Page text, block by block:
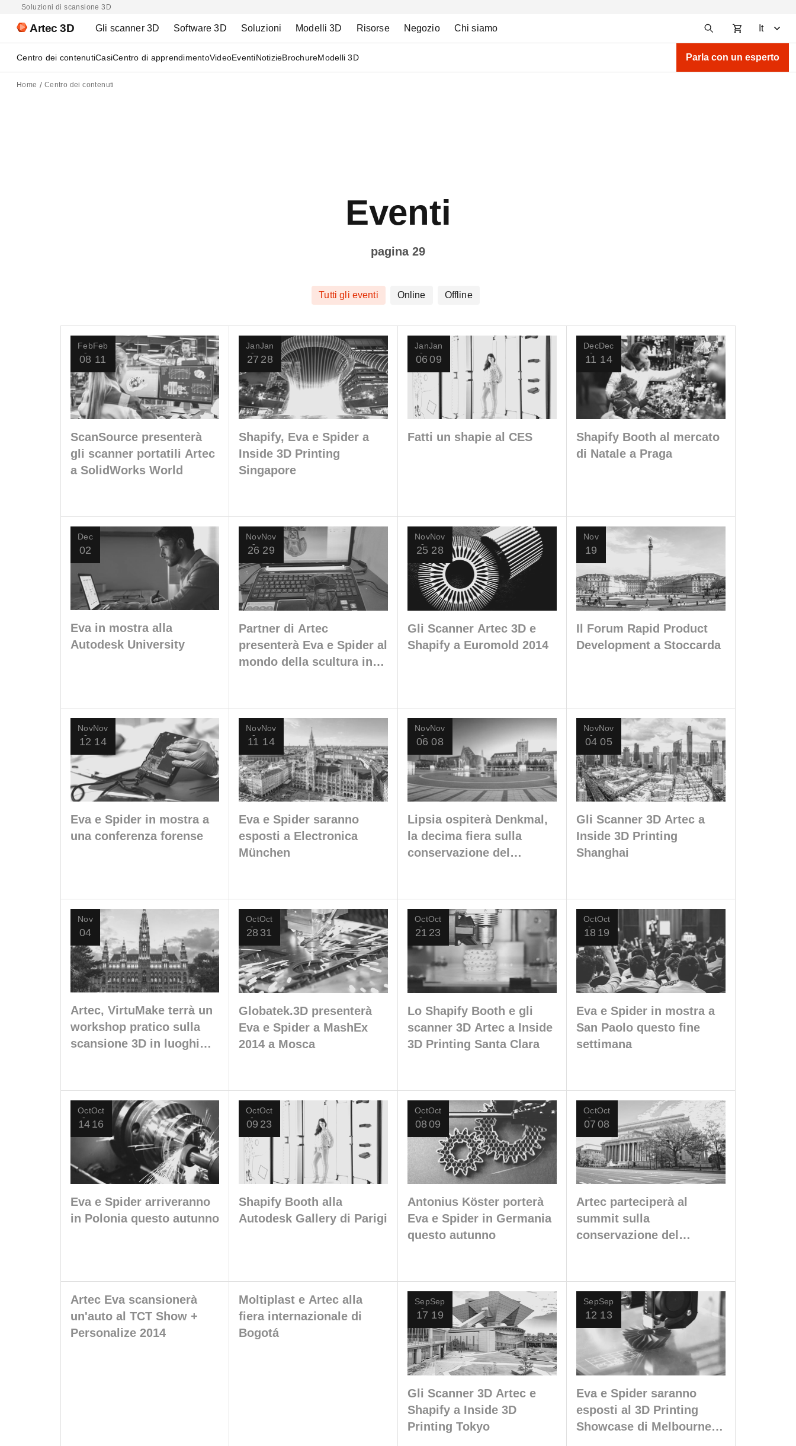
Soluzioni di scansione 3D
Artec 3D Gli scanner 3D Software 3D Soluzioni Modelli 3D Risorse Negozio Chi siamo It
Centro dei contenutiCasiCentro di apprendimentoVideoEventiNotizieBrochureModelli 3D Parla con un esperto
Home Centro dei contenuti
Eventi
pagina 29
Tutti gli eventi Online Offline
Feb
08
Feb
11
ScanSource presenterà
gli scanner portatili Artec
a SolidWorks World
Jan
27
Jan
28
Shapify, Eva e Spider a
Inside 3D Printing
Singapore
Jan
06
Jan
09
Fatti un shapie al CES
Dec
11
Dec
14
Shapify Booth al mercato
di Natale a Praga
Dec
02
Eva in mostra alla
Autodesk University
Nov
26
Nov
29
Partner di Artec
presenterà Eva e Spider al
mondo della scultura in
Nov
25
Nov
28
Gli Scanner Artec 3D e
Shapify a Euromold 2014
Nov
19
Il Forum Rapid Product
Development a Stoccarda
Nov
12
Nov
14
Eva e Spider in mostra a
una conferenza forense
Nov
11
Nov
14
Eva e Spider saranno
esposti a Electronica
München
Nov
06
Nov
08
Lipsia ospiterà Denkmal,
la decima fiera sulla
conservazione del
Nov
04
Nov
05
Gli Scanner 3D Artec a
Inside 3D Printing
Shanghai
Nov
04
Artec, VirtuMake terrà un
workshop pratico sulla
scansione 3D in luoghi
Oct
28
Oct
31
Globatek.3D presenterà
Eva e Spider a MashEx
2014 a Mosca
Oct
21
Oct
23
Lo Shapify Booth e gli
scanner 3D Artec a Inside
3D Printing Santa Clara
Oct
18
Oct
19
Eva e Spider in mostra a
San Paolo questo fine
settimana
Oct
14
Oct
16
Eva e Spider arriveranno
in Polonia questo autunno
Oct
09
Oct
23
Shapify Booth alla
Autodesk Gallery di Parigi
Oct
08
Oct
09
Antonius Köster porterà
Eva e Spider in Germania
questo autunno
Oct
07
Oct
08
Artec parteciperà al
summit sulla
conservazione del
Artec Eva scansionerà
un'auto al TCT Show +
Personalize 2014
Moltiplast e Artec alla
fiera internazionale di
Bogotá
Sep
17
Sep
19
Gli Scanner 3D Artec e
Shapify a Inside 3D
Printing Tokyo
Sep
12
Sep
13
Eva e Spider saranno
esposti al 3D Printing
Showcase di Melbourne,